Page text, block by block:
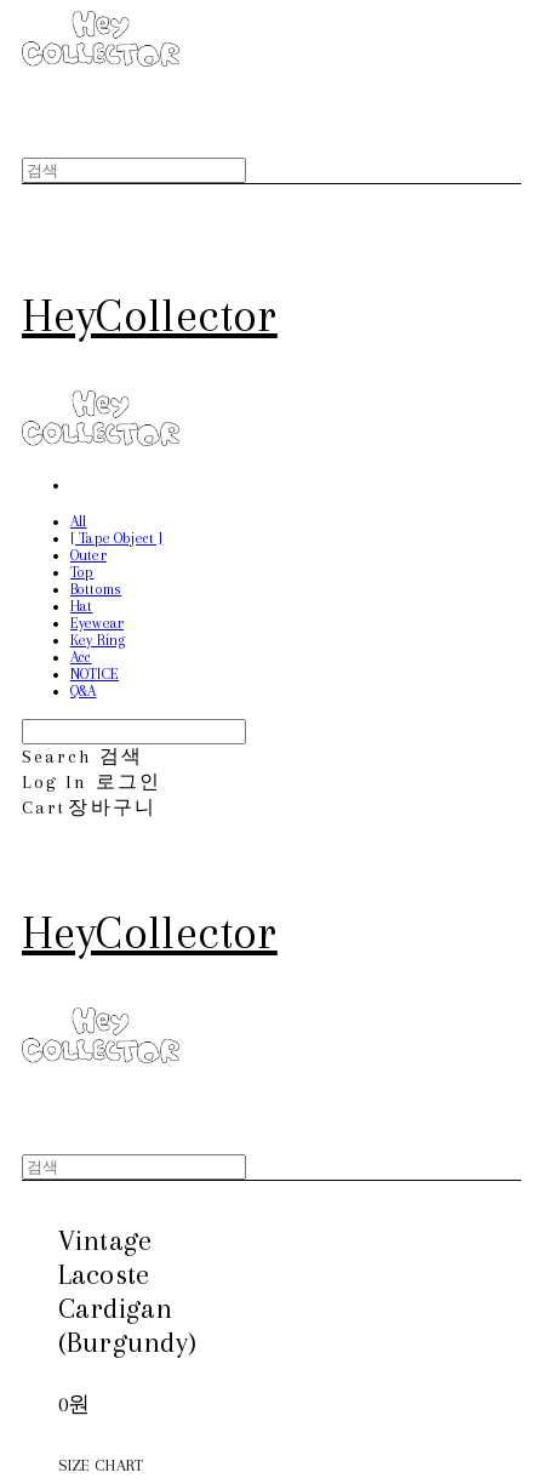
HeyCollector
All
[ Tape Object ]
Outer
Top
Bottoms
Hat
Eyewear
Key Ring
Acc
NOTICE
Q&A
Search 검색
Log In
로그인
Cart 장바구니
HeyCollector
Vintage
Lacoste
Cardigan
(Burgundy)
0원
SIZE CHART